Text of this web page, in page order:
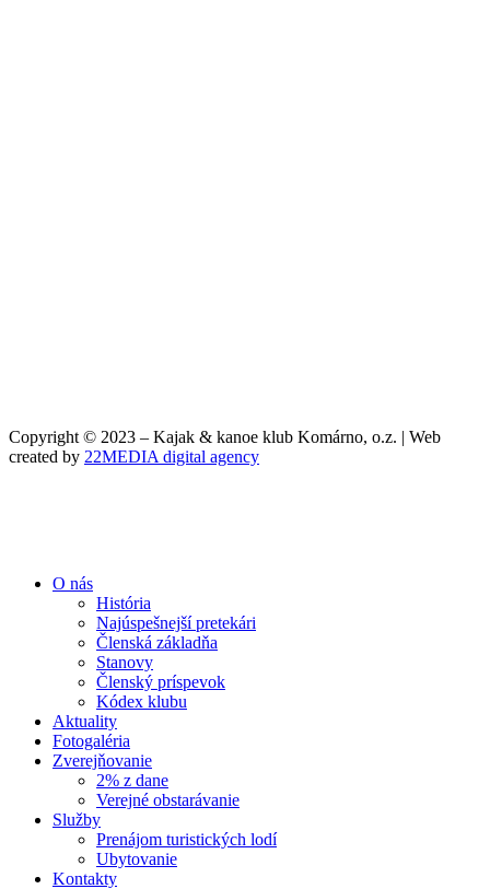
Copyright © 2023 – Kajak & kanoe klub Komárno, o.z. | Web
created by 22MEDIA digital agency
O nás
História
Najúspešnejší pretekári
Členská základňa
Stanovy
Členský príspevok
Kódex klubu
Aktuality
Fotogaléria
Zverejňovanie
2% z dane
Verejné obstarávanie
Služby
Prenájom turistických lodí
Ubytovanie
Kontakty